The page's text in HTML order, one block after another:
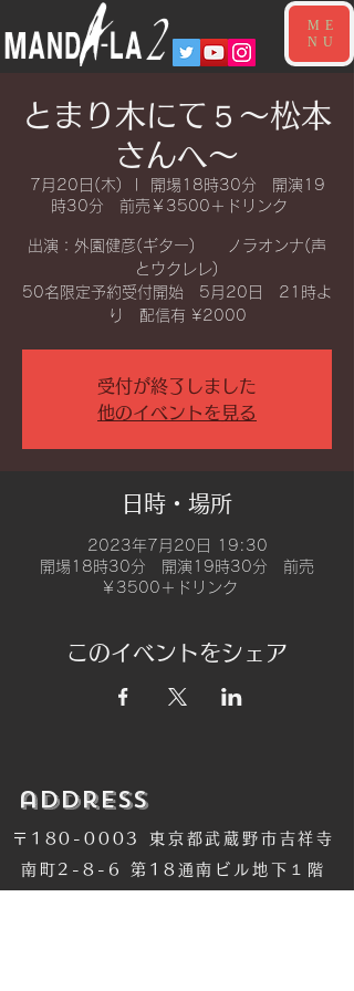
ME
NU
とまり木にて５〜松本
さんへ〜
7月20日(木)
開場18時30分 開演19
時30分 前売￥3500＋ドリンク
出演：外園健彦(ギター) ノラオンナ(声
とウクレレ)
50名限定予約受付開始 5月20日 21時よ
り 配信有 ¥2000
受付が終了しました
他のイベントを見る
日時・場所
2023年7月20日 19:30
開場18時30分 開演19時30分 前売
￥3500＋ドリンク
このイベントをシェア
​address
〒180-0003 東京都武蔵野市吉祥寺
南町2-8-6 第18通南ビル地下１階